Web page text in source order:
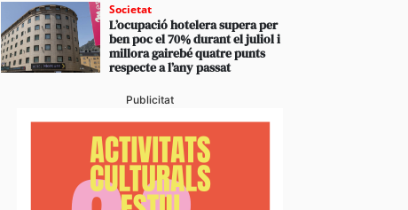
Societat
L’ocupació hotelera supera per
ben poc el 70% durant el juliol i
millora gairebé quatre punts
respecte a l’any passat
Publicitat